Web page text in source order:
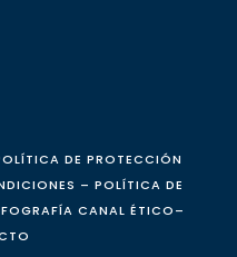
DE PROTECCIÓN
– POLÍTICA DE
CANAL ÉTICO–